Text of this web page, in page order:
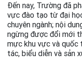
Đến nay, Trường đã
vực đào tạo từ đại
chuyên ngành; nội
ngừng được đổi mới
mực khu vực và quốc
tác, biểu diễn và sản